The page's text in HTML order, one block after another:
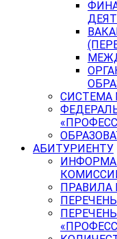
СИСТЕМА
АБИТУРИЕНТУ
ПРАВИЛА